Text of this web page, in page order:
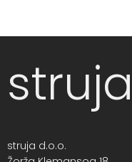
struja
struja d.o.o.